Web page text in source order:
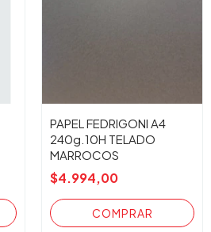
PAPEL FEDRIGONI A4
240g.10H TELADO
MARROCOS
$4.994,00